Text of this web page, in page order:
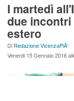
I martedì
due
estero
Di Redazione VicenzaPiÃ¹
Venerdi 15 Gennaio 2016